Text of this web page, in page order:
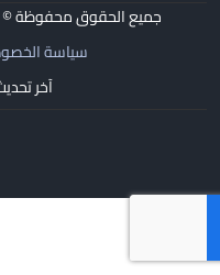
جميع الحقوق محفوظة ©
سياسة
آخر تحديث 08 مارس 2023